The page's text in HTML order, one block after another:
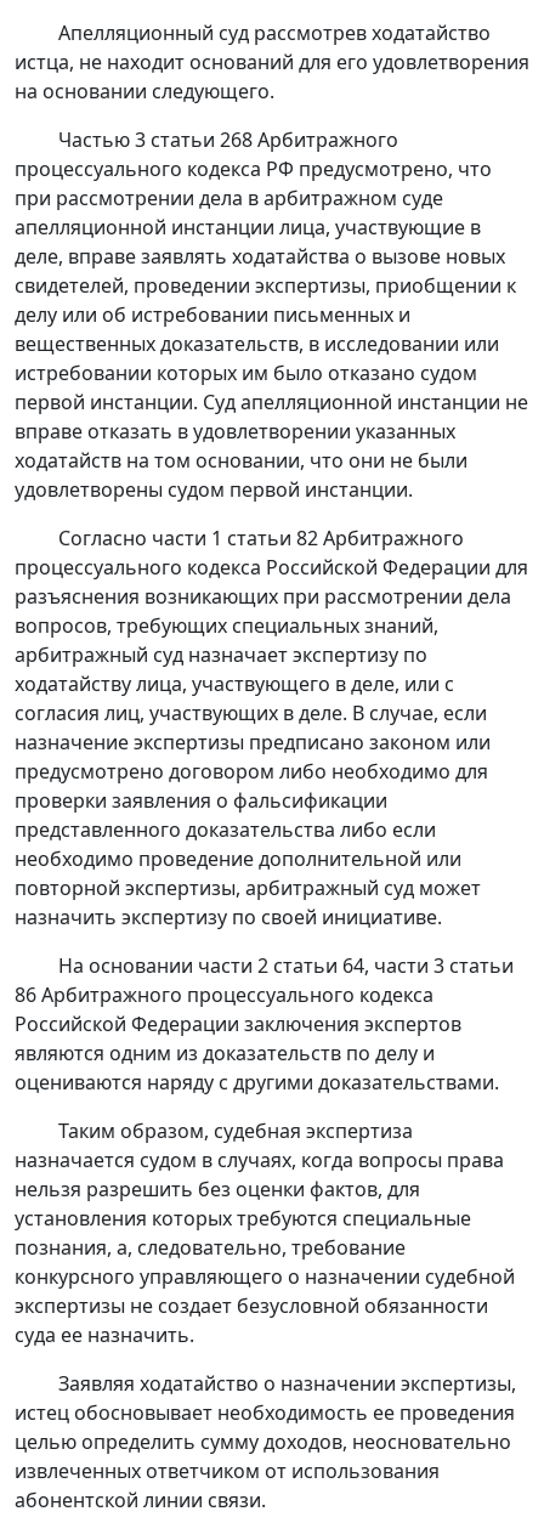
Апелляционный суд рассмотрев ходатайство
истца, не находит оснований для его удовлетворения
на основании следующего.
Частью 3 статьи 268Арбитражного
процессуального кодекса РФ предусмотрено, что
при рассмотрении дела в арбитражном суде
апелляционной инстанции лица, участвующие в
деле, вправе заявлять ходатайства о вызове новых
свидетелей, проведении экспертизы, приобщении к
делу или об истребовании письменных и
вещественных доказательств, в исследовании или
истребовании которых им было отказано судом
первой инстанции. Суд апелляционной инстанции не
вправе отказать в удовлетворении указанных
ходатайств на том основании, что они не были
удовлетворены судом первой инстанции.
Согласно части 1 статьи 82Арбитражного
процессуального кодекса Российской Федерации для
разъяснения возникающих при рассмотрении дела
вопросов, требующих специальных знаний,
арбитражный суд назначает экспертизу по
ходатайству лица, участвующего в деле, или с
согласия лиц, участвующих в деле. В случае, если
назначение экспертизы предписано законом или
предусмотрено договором либо необходимо для
проверки заявления о фальсификации
представленного доказательства либо если
необходимо проведение дополнительной или
повторной экспертизы, арбитражный суд может
назначить экспертизу по своей инициативе.
На основании части 2 статьи 64, части 3 статьи
86Арбитражного процессуального кодекса
Российской Федерации заключения экспертов
являются одним из доказательств по делу и
оцениваются наряду с другими доказательствами.
Таким образом, судебная экспертиза
назначается судом в случаях, когда вопросы права
нельзя разрешить без оценки фактов, для
установления которых требуются специальные
познания, а, следовательно, требование
конкурсного управляющего о назначении судебной
экспертизы не создает безусловной обязанности
суда ее назначить.
Заявляя ходатайство о назначении экспертизы,
истец обосновывает необходимость ее проведения
целью определить сумму доходов, неосновательно
извлеченных ответчиком от использования
абонентской линии связи.